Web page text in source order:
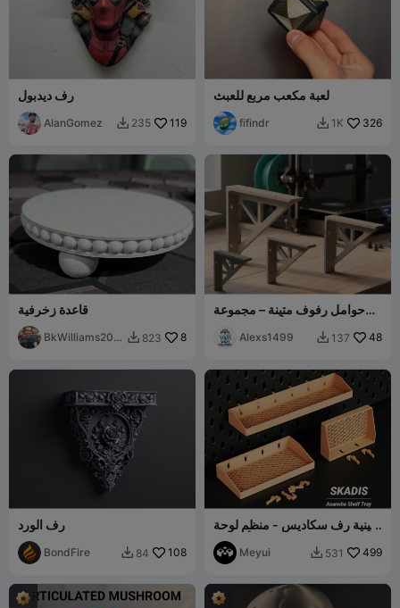
رف ديدبول
AlanGomez  235 119
لعبة مكعب مربع للعبث
fifindr  1K 326
قاعدة زخرفية
BkWilliams200  823 8
حوامل رفوف متينة – مجموعة
Alexs1499  137 48
رف الورد
BondFire  84 108
صينية رف سكاديس - منظم لوحة
المسامير بأسانوها
Meyui  531 499